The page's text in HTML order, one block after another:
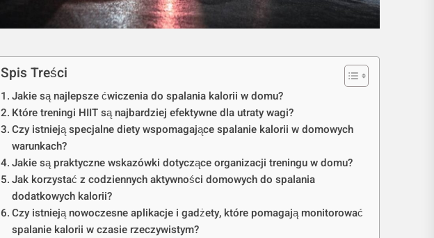
Spis Treści
Jakie są najlepsze ćwiczenia do spalania kalorii w domu?
Które treningi HIIT są najbardziej efektywne dla utraty wagi?
Czy istnieją specjalne diety wspomagające spalanie kalorii w domowych
warunkach?
Jakie są praktyczne wskazówki dotyczące organizacji treningu w domu?
Jak korzystać z codziennych aktywności domowych do spalania
dodatkowych kalorii?
Czy istnieją nowoczesne aplikacje i gadżety, które pomagają monitorować
spalanie kalorii w czasie rzeczywistym?